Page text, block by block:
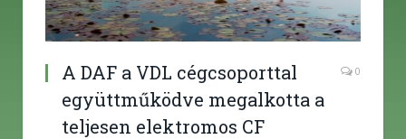
A DAF a VDL cégcsoporttal
együttműködve megalkotta a
teljesen elektromos CF
0